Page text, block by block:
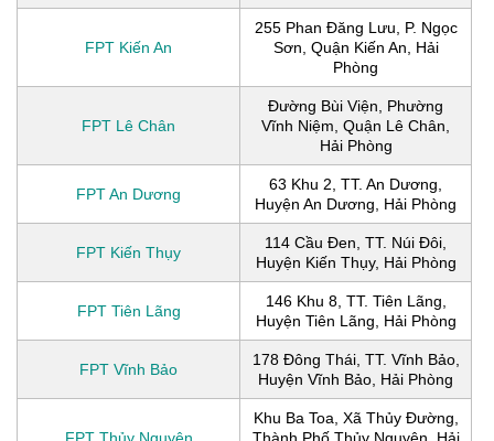
FPT Kiến An
255 Phan Đăng Lưu, P. Ngọc
Sơn, Quận Kiến An, Hải
Phòng
FPT Lê Chân
Đường Bùi Viện, Phường
Vĩnh Niệm, Quận Lê Chân,
Hải Phòng
FPT An Dương
63 Khu 2, TT. An Dương,
Huyện An Dương, Hải Phòng
FPT Kiến Thụy
114 Cầu Ðen, TT. Núi Đôi,
Huyện Kiến Thụy, Hải Phòng
FPT Tiên Lãng
146 Khu 8, TT. Tiên Lãng,
Huyện Tiên Lãng, Hải Phòng
FPT Vĩnh Bảo
178 Đông Thái, TT. Vĩnh Bảo,
Huyện Vĩnh Bảo, Hải Phòng
FPT Thủy Nguyên
Khu Ba Toa, Xã Thủy Đường,
Thành Phố Thủy Nguyên, Hải